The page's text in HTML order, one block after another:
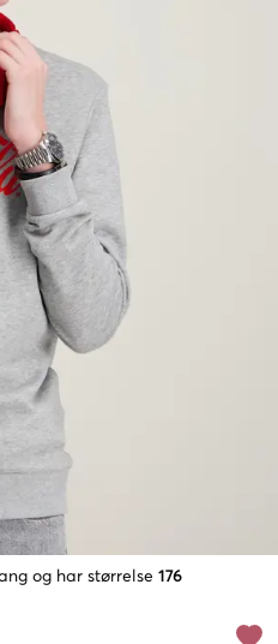
og har størrelse 176